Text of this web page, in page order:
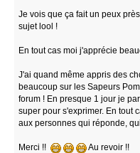
Je vois que ça fait un peux
sujet lool !
En tout cas moi j'apprécie
J'ai quand même appris des
beaucoup sur les Sapeurs
forum ! En presque 1 jour je
super pour s'exprimer. En tout
aux personnes qui réponde,
Merci !! Au revoir !!